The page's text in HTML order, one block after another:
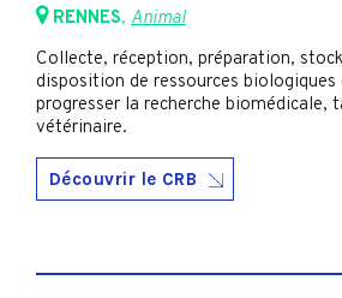
RENNES, Animal
Collecte, réception, préparation,
disposition de ressources biologiques
progresser la recherche biomédicale,
vétérinaire.
Découvrir le CRB